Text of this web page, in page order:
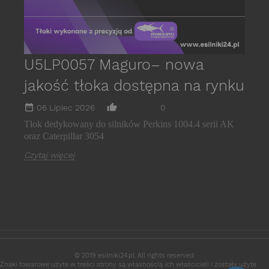
U5LP0057 Maguro– nowa
jakość tłoka dostępna na rynku
date_range 06 Lipiec 2026 thumb_up_alt 0
Tłok dedykowany do silników Perkins 1004.4 serii AK
oraz Caterpillar 3054
Czytaj więcej
© 2019 esilniki24.pl. All rights reserved.
Znaki towarowe użyte w treści strony są własnością ich właścicieli i zostały użyte